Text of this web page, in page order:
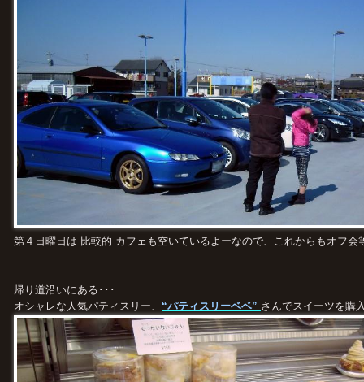
第４日曜日は 比較的 カフェも空いているよーなので、これからもオフ
帰り道沿いにある･･･
オシャレな人気パティスリー、 “パティスリーベベ” さんでスイーツ